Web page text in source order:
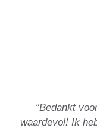
“Bedankt
waardevol! Ik